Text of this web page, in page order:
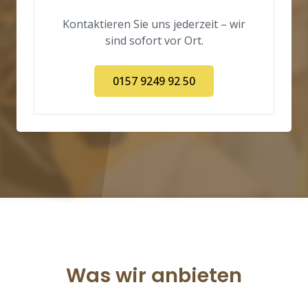
Kontaktieren Sie uns jederzeit – wir
sind sofort vor Ort.
0157 9249 92 50
Was wir anbieten